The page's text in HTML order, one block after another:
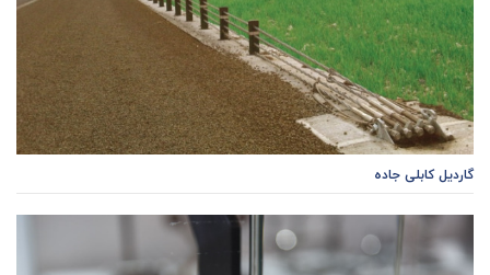
گاردیل کابلی جاده